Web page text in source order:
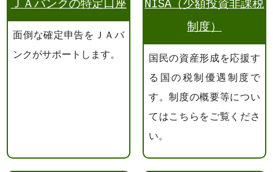
ＪＡバンクの特定口座
面倒な確定申告をＪＡバ
ンクがサポートします。
NISA（少額投資非課税
制度）
国民の資産形成を応援す
る国の税制優遇制度で
す。制度の概要等につい
てはこちらをご覧くださ
い。